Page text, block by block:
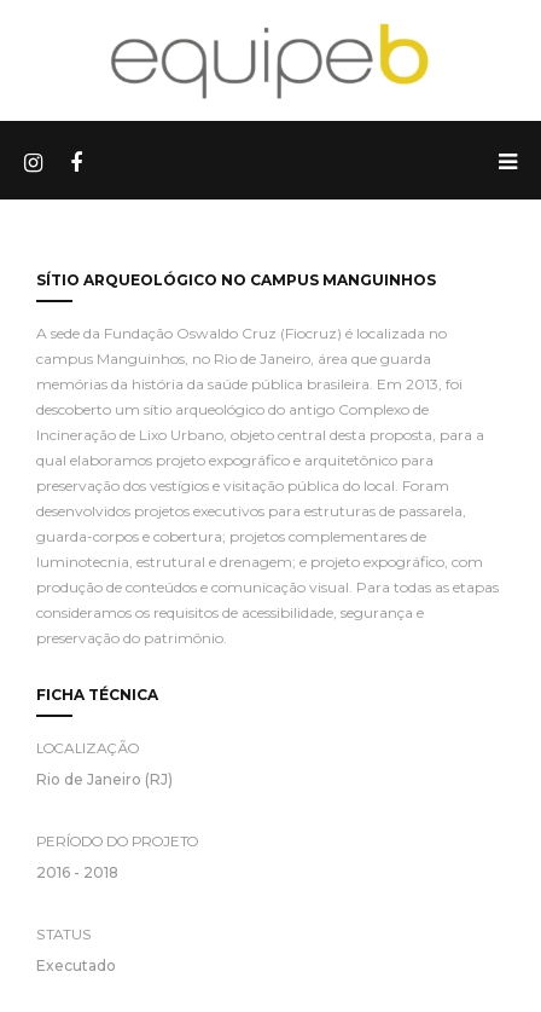
SÍTIO ARQUEOLÓGICO NO CAMPUS MANGUINHOS
A sede da Fundação Oswaldo Cruz (Fiocruz) é localizada no
campus Manguinhos, no Rio de Janeiro, área que guarda
memórias da história da saúde pública brasileira. Em 2013, foi
descoberto um sítio arqueológico do antigo Complexo de
Incineração de Lixo Urbano, objeto central desta proposta, para a
qual elaboramos projeto expográfico e arquitetônico para
preservação dos vestígios e visitação pública do local. Foram
desenvolvidos projetos executivos para estruturas de passarela,
guarda-corpos e cobertura; projetos complementares de
luminotecnia, estrutural e drenagem; e projeto expográfico, com
produção de conteúdos e comunicação visual. Para todas as etapas
consideramos os requisitos de acessibilidade, segurança e
preservação do patrimônio.
FICHA TÉCNICA
LOCALIZAÇÃO
Rio de Janeiro (RJ)
PERÍODO DO PROJETO
2016 - 2018
STATUS
Executado